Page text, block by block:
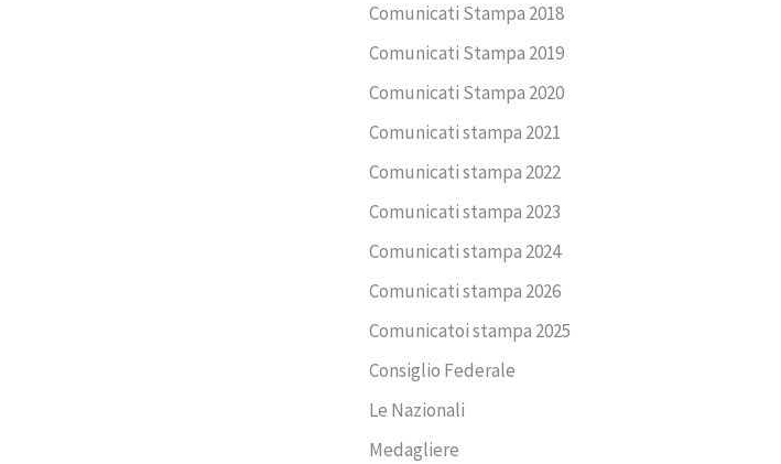
Comunicati Stampa 2018
Comunicati Stampa 2019
Comunicati Stampa 2020
Comunicati stampa 2021
Comunicati stampa 2022
Comunicati stampa 2023
Comunicati stampa 2024
Comunicati stampa 2026
Comunicatoi stampa 2025
Consiglio Federale
Le Nazionali
Medagliere